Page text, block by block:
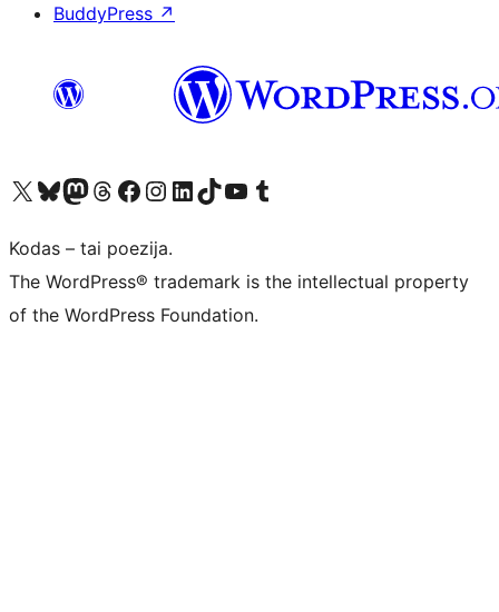
BuddyPress ↗
Visit our X (formerly Twitter) account
Apsilankykite mūsų Bluesky paskyroje
Visit our Mastodon account
Apsilankykite mūsų Threads paskyroje
Visit our Facebook page
Visit our Instagram account
Visit our LinkedIn account
Apsilankykite mūsų TikTok paskyroje
Visit our YouTube channel
Apsilankykite mūsų Tumblr paskyroje
Kodas – tai poezija.
The WordPress® trademark is the intellectual property
of the WordPress Foundation.